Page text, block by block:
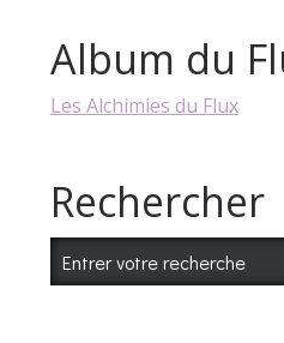
Album du
Les Alchimies du Flux
Rechercher